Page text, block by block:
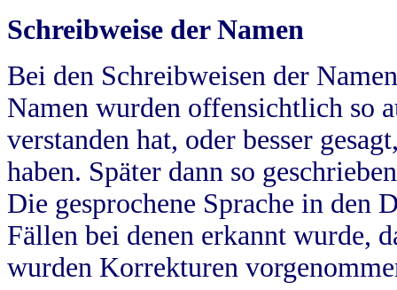
Schreibweise der Namen
Bei den Schreibweisen der
Namen wurden offensichtlich so
verstanden hat, oder besser
haben. Später dann so
Die gesprochene Sprache in
Fällen bei denen erkannt wurde,
wurden Korrekturen